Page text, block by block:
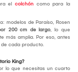
el colchón como para la
modelos de Paraíso, Rosen
200 cm de largo, lo que
más amplia. Por eso, antes
cada producto.
King?
lo que necesitas un cuarto